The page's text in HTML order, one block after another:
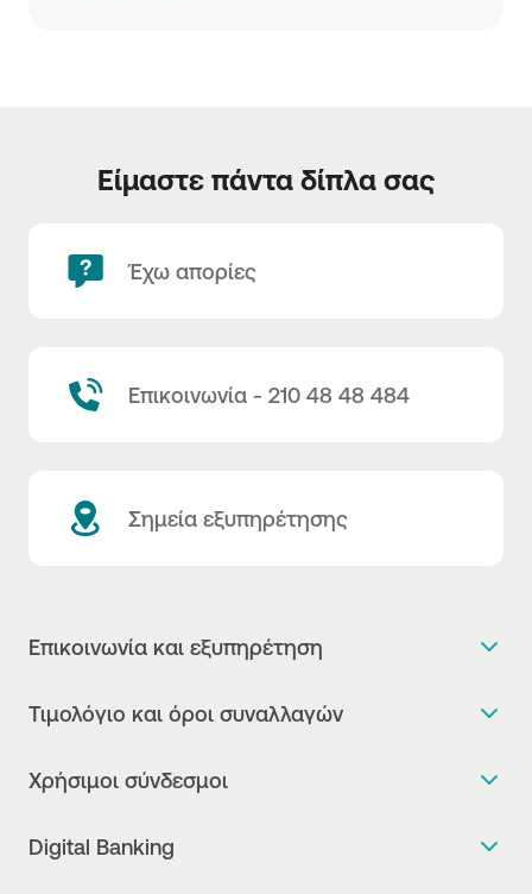
Είμαστε πάντα δίπλα σας
Έχω απορίες
Επικοινωνία - 210 48 48 484
Σημεία εξυπηρέτησης
Επικοινωνία και εξυπηρέτηση
Η νέα Ψηφιακή Εποχή στις συναλλαγές, έφτασε!
Officer
Τιμολόγιο και όροι συναλλαγών
Δελτίο πληροφόρησης περί τελών
Χρήσιμοι σύνδεσμοι
Digital Banking